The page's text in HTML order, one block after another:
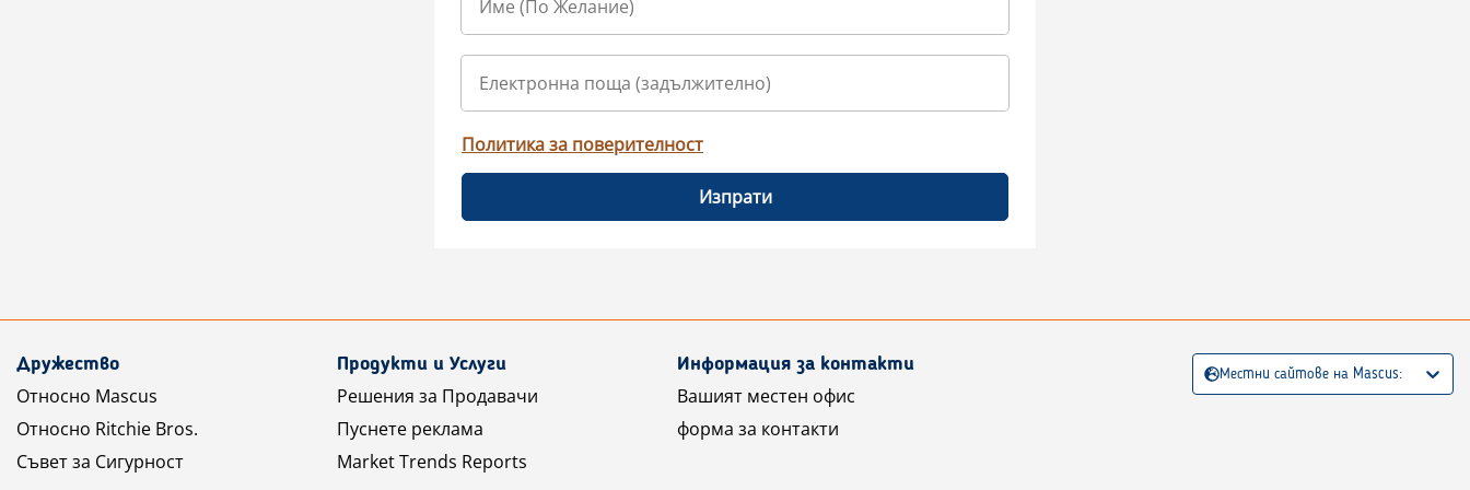
Политика за поверителност
Изпрати
Дружество
Относно Mascus
Относно Ritchie Bros.
Съвет за Сигурност
Продукти и Услуги
Решения за Продавачи
Пуснете реклама
Market Trends Reports
Информация за контакти
Вашият местен офис
форма за контакти
Местни сайтове на Mascus: